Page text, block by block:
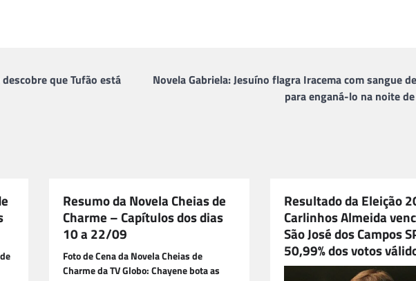
que Tufão está
Novela Gabriela: Jesuíno flagra Iracema com sangue
para enganá-lo na noite
Resumo da Novela Cheias de
Charme – Capítulos dos dias
10 a 22/09
Foto de Cena da Novela Cheias de
Charme da TV Globo: Chayene bota as
Resultado da Eleição
Carlinhos Almeida
São José dos Campos
50,99% dos votos